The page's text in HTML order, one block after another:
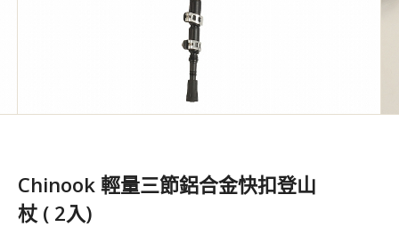
Chinook 輕量三節鋁合金快扣登山
杖 ( 2入)